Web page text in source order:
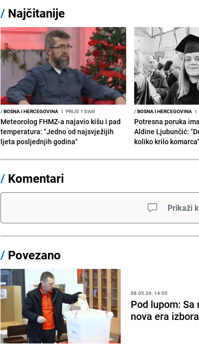
/ Najčitanije
/BOSNA I HERCEGOVINA I PRIJE 1 DAN
Meteorolog FHMZ-a najavio kišu i pad
temperatura: "Jedno od najsvježijih
ljeta posljednjih godina"
/BOSNA I HERCEGOVINA I
Potresna poruka
Aldine Ljubunčić:
koliko krilo komarca"
/ Komentari
Prikaži
/ Povezano
08.05.26. 14:05
Pod lupom:
nova era